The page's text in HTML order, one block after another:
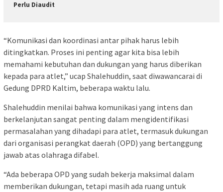
Perlu Diaudit
“Komunikasi dan koordinasi antar pihak harus lebih
ditingkatkan. Proses ini penting agar kita bisa lebih
memahami kebutuhan dan dukungan yang harus diberikan
kepada para atlet,” ucap Shalehuddin, saat diwawancarai di
Gedung DPRD Kaltim, beberapa waktu lalu.
Shalehuddin menilai bahwa komunikasi yang intens dan
berkelanjutan sangat penting dalam mengidentifikasi
permasalahan yang dihadapi para atlet, termasuk dukungan
dari organisasi perangkat daerah (OPD) yang bertanggung
jawab atas olahraga difabel.
“Ada beberapa OPD yang sudah bekerja maksimal dalam
memberikan dukungan, tetapi masih ada ruang untuk